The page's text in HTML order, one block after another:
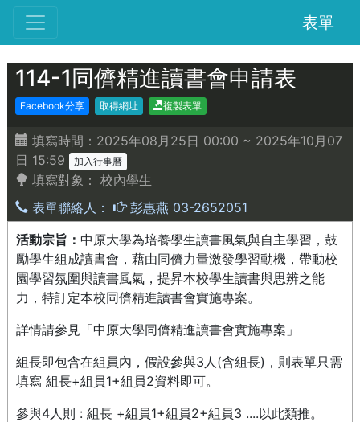
表單
114-1同儕精進讀書會申請表
Facebook分享 取得網址 複製表單
填寫時間：2025年08月25日 00:00 ~ 2025年10月07
日 15:59
加入行事曆
填寫對象： 校內學生
表單聯絡人：
彭惠燕 03-2652051
活動宗旨： 中原大學為培養學生讀書風氣與自主學習，鼓
勵學生組成讀書會，藉由同儕力量激發學習動機，帶動校
園學習氛圍與讀書風氣，提昇本校學生讀書與思辨之能
力，特訂定本校同儕精進讀書會實施專案。
詳情請參見「中原大學同儕精進讀書會實施專案」
組長即包含在組員內，假設參與3人(含組長)，則表單只需
填寫 組長+組員1+組員2資料即可。
參與4人則 : 組長 +組員1+組員2+組員3 ....以此類推。